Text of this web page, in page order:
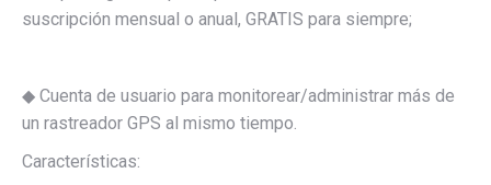
suscripción mensual o anual, GRATIS para siempre;
◆ Cuenta de usuario para monitorear/administrar más de
un rastreador GPS al mismo tiempo.
Características: